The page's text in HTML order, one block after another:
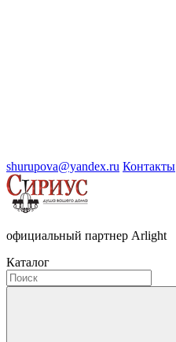
shurupova@yandex.ru Контакты
официальный партнер Arlight
Каталог